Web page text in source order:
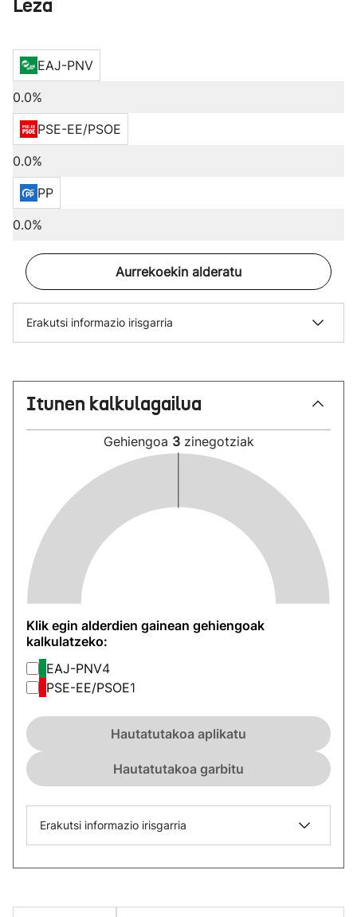
Leza
EAJ-PNV
0.0%
PSE-EE/PSOE
0.0%
PP
0.0%
Aurrekoekin alderatu
Erakutsi informazio irisgarria
Itunen kalkulagailua
Gehiengoa 3 zinegotziak
Klik egin alderdien gainean gehiengoak
kalkulatzeko:
EAJ-PNV4
PSE-EE/PSOE1
Hautatutakoa aplikatu
Hautatutakoa garbitu
Erakutsi informazio irisgarria